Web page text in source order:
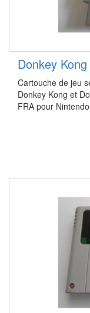
Donkey
Cartouche de jeu
Donkey Kong et
FRA pour